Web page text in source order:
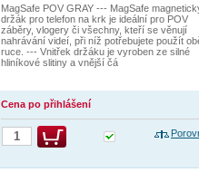
MagSafe POV GRAY --- MagSafe
držák pro telefon na krk je ideální pro POV
záběry, vlogery či všechny, kteří se věnují
nahrávání videí, při níž potřebujete použít
ruce. --- Vnitřek držáku je vyroben ze silné
hliníkové slitiny a vnější čá
Cena po přihlášení